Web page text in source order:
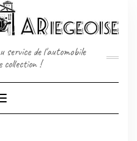
service de l'automobile
collection !
Toggle
Navigation